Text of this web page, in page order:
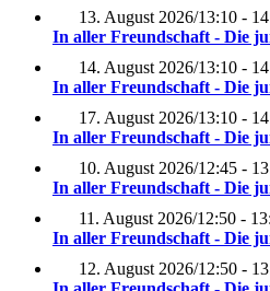
13. August 2026/13:10 -
In aller Freundschaft - Die
14. August 2026/13:10 -
In aller Freundschaft - Die
17. August 2026/13:10 -
In aller Freundschaft - Die
10. August 2026/12:45 -
In aller Freundschaft - Die
11. August 2026/12:50 -
In aller Freundschaft - Die
12. August 2026/12:50 -